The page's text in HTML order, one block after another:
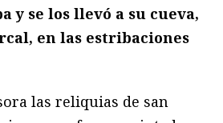
y se los llevó a su cueva,
en las estribaciones
las reliquias de san